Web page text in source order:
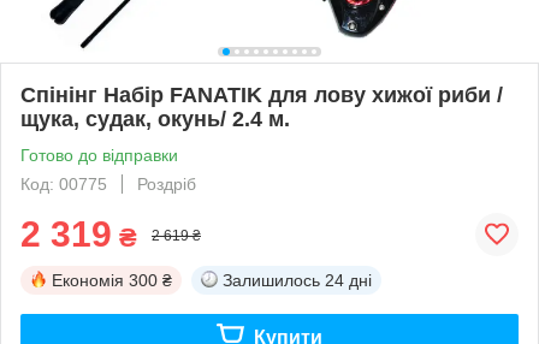
Спінінг Набір FANATIK для лову хижої риби /
щука, судак, окунь/ 2.4 м.
Готово до відправки
Код: 00775
Роздріб
2 319 ₴ 2 619 ₴
Економія 300 ₴ Залишилось 24 дні
Купити